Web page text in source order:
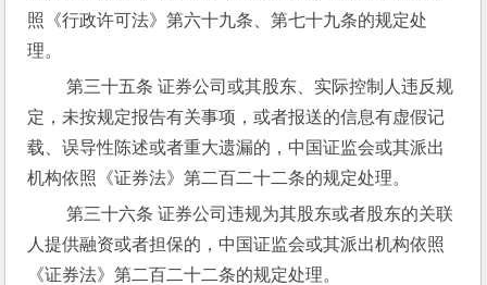
照《行政许可法》第六十九条、第七十九条的规定处
理。
第三十五条 证券公司或其股东、实际控制人违反规
定，未按规定报告有关事项，或者报送的信息有虚假记
载、误导性陈述或者重大遗漏的，中国证监会或其派出
机构依照《证券法》第二百二十二条的规定处理。
第三十六条 证券公司违规为其股东或者股东的关联
人提供融资或者担保的，中国证监会或其派出机构依照
《证券法》第二百二十二条的规定处理。